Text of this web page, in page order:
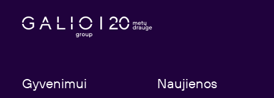
Gyvenimui
Naujienos